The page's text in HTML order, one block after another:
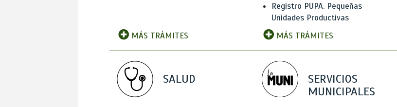
MÁS TRÁMITES
Registro PUPA. Pequeñas
Unidades Productivas
MÁS TRÁMITES
SALUD
SERVICIOS
MUNICIPALES